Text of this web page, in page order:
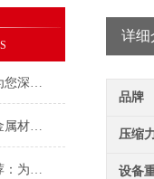
铝销压饼机厂家哪个好？为您深度解析行业优选——恩派特
金属破碎机能够快速地将金属材料破碎成小块或粉末
航空航天级铝削压饼机推荐：为什么恩派特是您的理想选择
详细
品牌
压缩
设备